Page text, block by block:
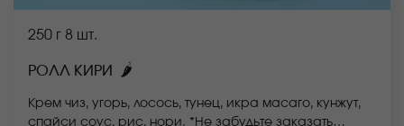
250 г 8 шт.
РОЛЛ КИРИ 🌶
Крем чиз, угорь, лосось, тунец, икра масаго, кунжут,
спайси соус, рис, нори. *Не забудьте заказать